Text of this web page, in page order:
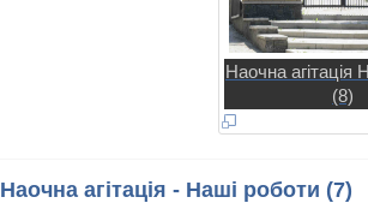
Наочна агітація
(8)
Наочна агітація - Наші роботи (7)